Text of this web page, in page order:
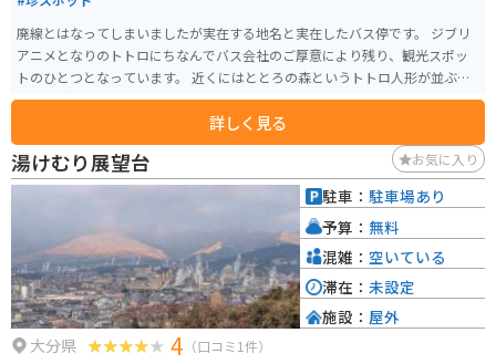
廃線とはなってしまいましたが実在する地名と実在したバス停です。 ジブリ
アニメとなりのトトロにちなんでバス会社のご厚意により残り、観光スポッ
トのひとつとなっています。 近くにはととろの森というトトロ人形が並ぶス
ポットがあります。
詳しく見る
湯けむり展望台 お気に入り
大分県 4 （口コミ1件）
駐車： 駐車場あり
予算： 無料
混雑： 空いている
滞在： 未設定
施設： 屋外